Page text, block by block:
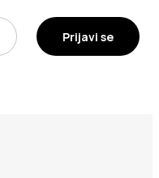
Prijavi se